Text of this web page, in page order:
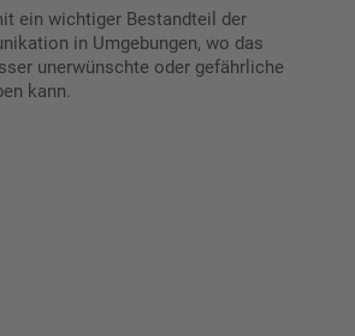
ein wichtiger Bestandteil der
in Umgebungen, wo das
unerwünschte oder gefährliche
kann.